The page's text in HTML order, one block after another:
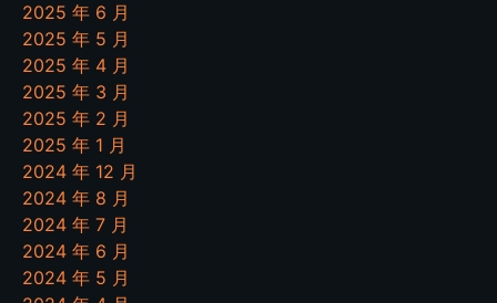
2025 年 6 月
2025 年 5 月
2025 年 4 月
2025 年 3 月
2025 年 2 月
2025 年 1 月
2024 年 12 月
2024 年 8 月
2024 年 7 月
2024 年 6 月
2024 年 5 月